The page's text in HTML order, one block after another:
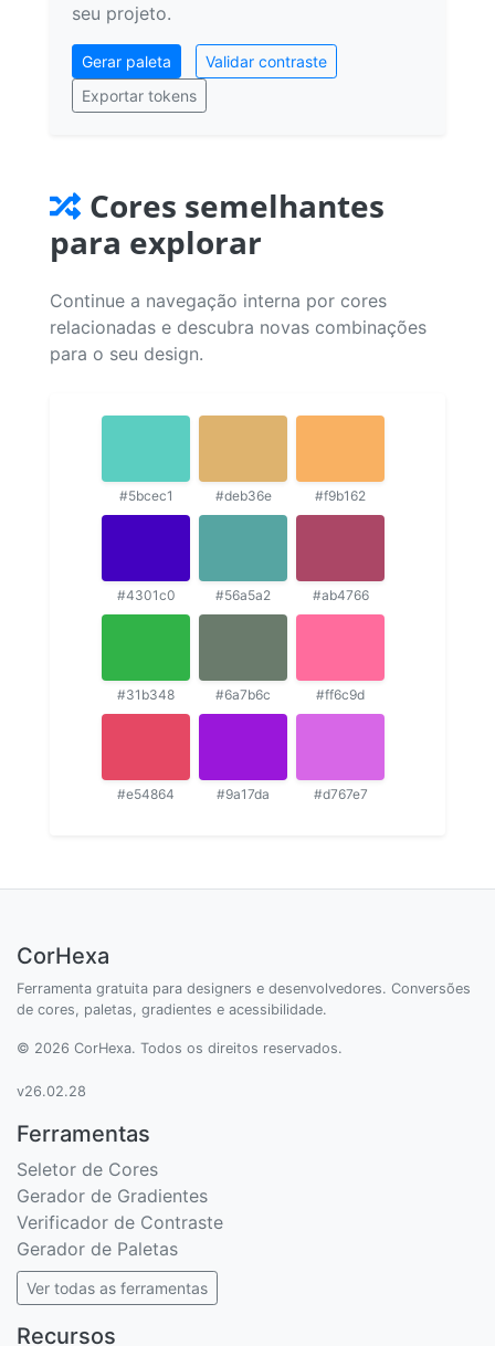
seu projeto.
Gerar paleta
Validar contraste
Exportar tokens
Cores semelhantes
para explorar
Continue a navegação interna por cores
relacionadas e descubra novas combinações
para o seu design.
#5bcec1 #deb36e #f9b162
#4301c0 #56a5a2 #ab4766
#31b348 #6a7b6c #ff6c9d
#e54864 #9a17da #d767e7
CorHexa
Ferramenta gratuita para designers e desenvolvedores. Conversões
de cores, paletas, gradientes e acessibilidade.
© 2026 CorHexa. Todos os direitos reservados.
v26.02.28
Ferramentas
Seletor de Cores
Gerador de Gradientes
Verificador de Contraste
Gerador de Paletas
Ver todas as ferramentas
Recursos